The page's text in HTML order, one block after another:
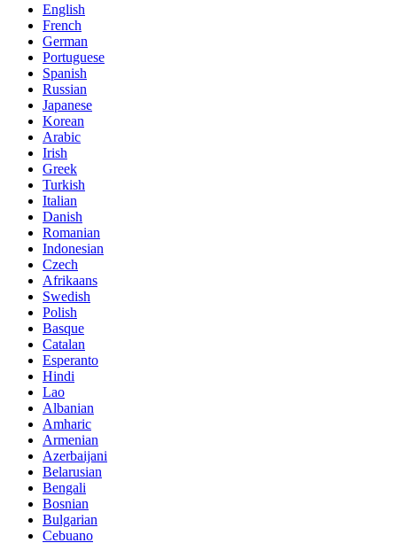
English
French
German
Portuguese
Spanish
Russian
Japanese
Korean
Arabic
Irish
Greek
Turkish
Italian
Danish
Romanian
Indonesian
Czech
Afrikaans
Swedish
Polish
Basque
Catalan
Esperanto
Hindi
Lao
Albanian
Amharic
Armenian
Azerbaijani
Belarusian
Bengali
Bosnian
Bulgarian
Cebuano